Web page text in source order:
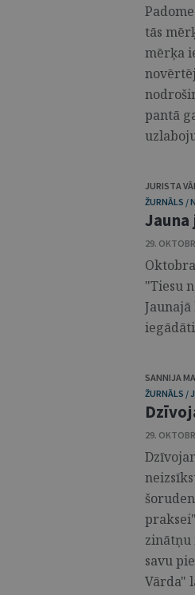
tās
mērķa
pantā
JURISTA
ŽURNĀLS /
29.
"Tiesu
SANNIJA
ŽURNĀLS /
29.
zinātņu
savu
Vārda"